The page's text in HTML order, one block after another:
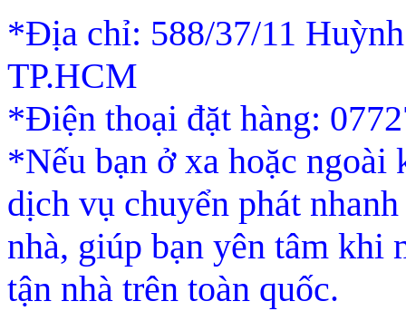
*Địa chỉ: 588/37/11 Huỳnh
TP.HCM
*Điện thoại đặt hàng:
*Nếu bạn ở xa hoặc
dịch vụ chuyển phát
nhà, giúp bạn yên tâm khi
tận nhà trên toàn quốc.